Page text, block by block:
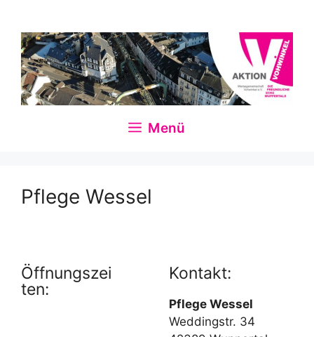
springen
Menü
Pflege Wessel
Öffnungszei
ten:
Kontakt:
Pflege Wessel
Weddingstr. 34